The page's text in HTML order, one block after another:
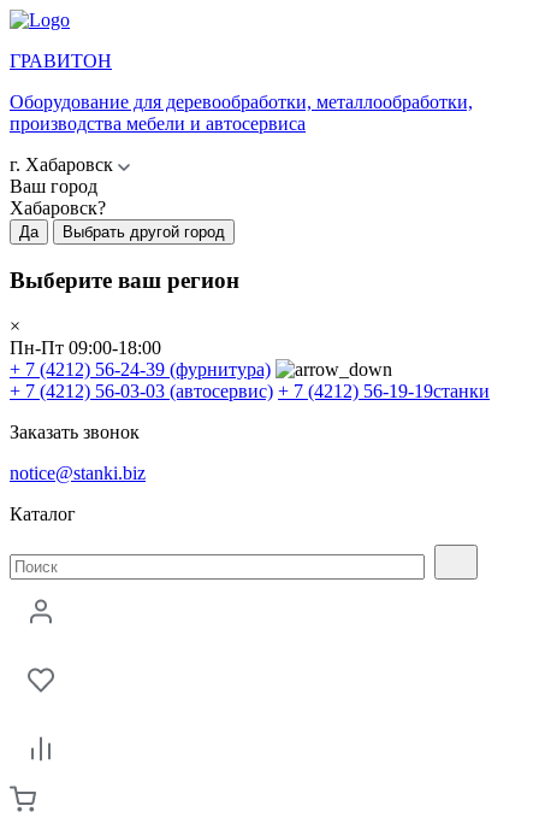
ГРАВИТОН
Оборудование для деревообработки, металлообработки,
производства мебели и автосервиса
г. Хабаровск
Ваш город
Хабаровск?
Да Выбрать другой город
Выберите ваш регион
×
Пн-Пт 09:00-18:00
+ 7 (4212) 56-24-39 (фурнитура)
+ 7 (4212) 56-03-03 (автосервис) + 7 (4212) 56-19-19станки
Заказать звонок
notice@stanki.biz
Каталог